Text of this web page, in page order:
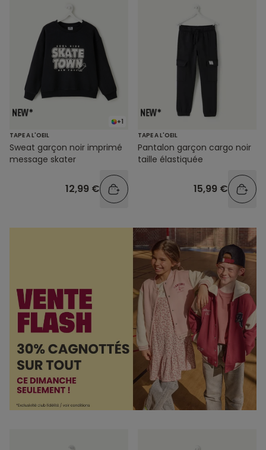
+1
TAPE A L'OEIL
Sweat garçon noir imprimé
message skater
12,99 €
TAPE A L'OEIL
Pantalon garçon cargo noir
taille élastiquée
15,99 €